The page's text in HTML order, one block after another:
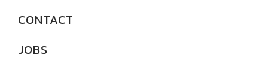
CONTACT
JOBS